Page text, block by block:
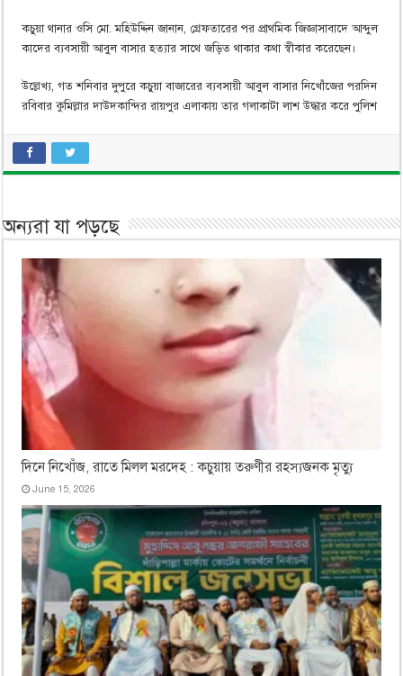
কচুয়া থানার ওসি মো. মহিউদ্দিন জানান, গ্রেফতারের পর প্রাথমিক জিজ্ঞাসাবাদে আব্দুল
কাদের ব্যবসায়ী আবুল বাসার হত্যার সাথে জড়িত থাকার কথা স্বীকার করেছেন।
উল্লেখ্য, গত শনিবার দুপুরে কচুয়া বাজারের ব্যবসায়ী আবুল বাসার নিখোঁজের পরদিন
রবিবার কুমিল্লার দাউদকান্দির রায়পুর এলাকায় তার গলাকাটা লাশ উদ্ধার করে পুলিশ
অন্যরা যা পড়ছে
দিনে নিখোঁজ, রাতে মিলল মরদেহ : কচুয়ায় তরুণীর রহস্যজনক মৃত্যু
June 15, 2026